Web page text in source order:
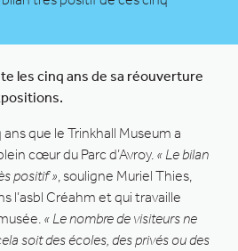
les cinq ans de sa réouverture
que le Trinkhall Museum a
cœur du Parc d’Avroy. « Le bilan
positif » , souligne Muriel Thies,
l’asbl Créahm et qui travaille
« Le nombre de visiteurs ne
soit des écoles, des privés ou des